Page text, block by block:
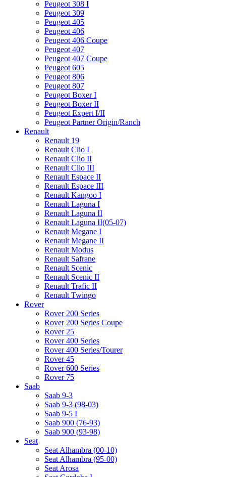
Peugeot 308 I
Peugeot 309
Peugeot 405
Peugeot 406
Peugeot 406 Coupe
Peugeot 407
Peugeot 407 Coupe
Peugeot 605
Peugeot 806
Peugeot 807
Peugeot Boxer I
Peugeot Boxer II
Peugeot Expert I/II
Peugeot Partner Origin/Ranch
Renault
Renault 19
Renault Clio I
Renault Clio II
Renault Clio III
Renault Espace II
Renault Espace III
Renault Kangoo I
Renault Laguna I
Renault Laguna II
Renault Laguna II(05-07)
Renault Megane I
Renault Megane II
Renault Modus
Renault Safrane
Renault Scenic
Renault Scenic II
Renault Trafic II
Renault Twingo
Rover
Rover 200 Series
Rover 200 Series Coupe
Rover 25
Rover 400 Series
Rover 400 Series/Tourer
Rover 45
Rover 600 Series
Rover 75
Saab
Saab 9-3
Saab 9-3 (98-03)
Saab 9-5 I
Saab 900 (76-93)
Saab 900 (93-98)
Seat
Seat Alhambra (00-10)
Seat Alhambra (95-00)
Seat Arosa